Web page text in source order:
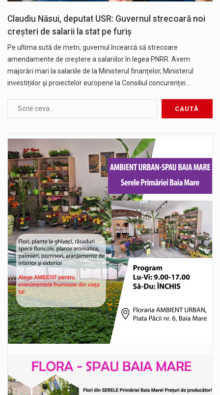
Claudiu Năsui, deputat USR: Guvernul strecoară noi
creșteri de salarii la stat pe furiș
Pe ultima sută de metri, guvernul încearcă să strecoare
amendamente de creștere a salariilor în legea PNRR. Avem
majorări mari la salariile de la Ministerul finanțelor, Ministerul
investițiilor și proiectelor europene la Consiliul concurenței…